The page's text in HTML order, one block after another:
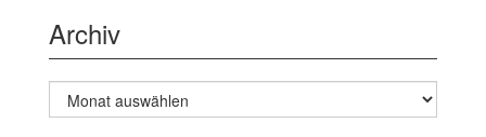
Archiv
Archiv